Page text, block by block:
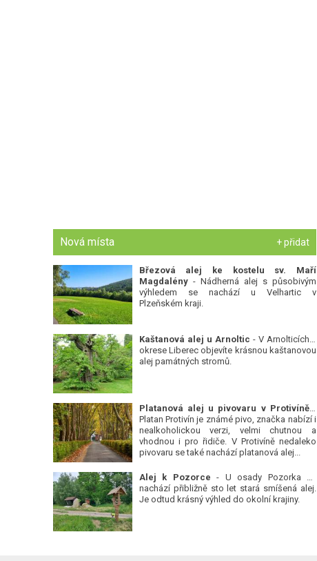
Nová místa + přidat
Březová alej ke kostelu sv. Maří
Magdalény- Nádherná alej s působivým
výhledem se nachází u Velhartic v
Plzeňském kraji.
Kaštanová alej u Arnoltic - V Arnolticích v
okrese Liberec objevíte krásnou kaštanovou
alej památných stromů.
Platanová alej u pivovaru v Protivíně
-
Platan Protivín je známé pivo, značka nabízí i
nealkoholickou verzi, velmi chutnou a
vhodnou i pro řidiče. V Protivíně nedaleko
pivovaru se také nachází platanová alej...
Alej k Pozorce - U osady Pozorka se
nachází přibližně sto let stará smíšená alej.
Je odtud krásný výhled do okolní krajiny.